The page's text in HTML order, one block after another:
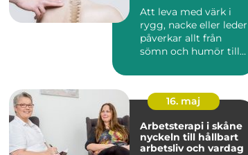
Att leva med värk i
rygg, nacke eller leder
påverkar allt från
sömn och humör till
16. maj
Arbetsterapi i skåne
nyckeln till hållbart
arbetsliv och vardag